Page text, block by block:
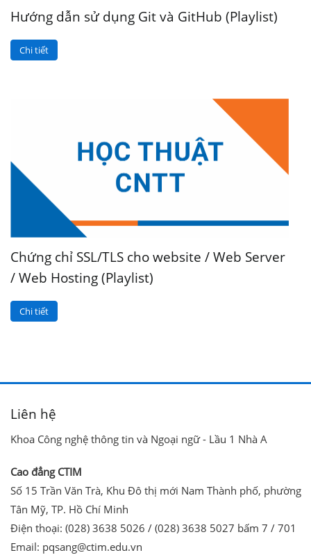
Hướng dẫn sử dụng Git và GitHub (Playlist)
Chi tiết
Chứng chỉ SSL/TLS cho website / Web Server
/ Web Hosting (Playlist)
Chi tiết
Liên hệ
Khoa Công nghệ thông tin và Ngoại ngữ - Lầu 1 Nhà A
Cao đẳng CTIM
Số 15 Trần Văn Trà, Khu Đô thị mới Nam Thành phố, phường
Tân Mỹ, TP. Hồ Chí Minh
Điện thoại: (028) 3638 5026 / (028) 3638 5027 bấm 7 / 701
Email: pqsang@ctim.edu.vn